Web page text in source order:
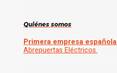
Quiénes somos
Primera empresa española
Abrepuertas Eléctricos.